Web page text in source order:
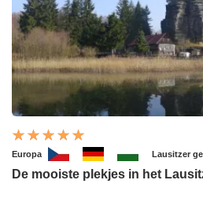
Europa Lausitzer
De mooiste plekjes in het